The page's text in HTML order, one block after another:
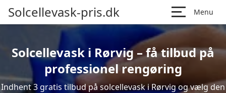
Solcellevask-pris.dk Menu
Solcellevask i Rørvig – få tilbud på
professionel rengøring
Indhent 3 gratis tilbud på solcellevask i Rørvig og vælg den